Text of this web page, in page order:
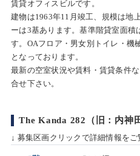
賃貸オフィスビルです。
建物は1963年11月竣工、規模は地
ーは3基あります。基準階貸室面積
す。OAフロア・男女別トイレ・機
となっております。
最新の空室状況や賃料・賃貸条件
合せ下さい。
The Kanda 282（旧：内神
↓ 募集区画クリックで詳細情報を